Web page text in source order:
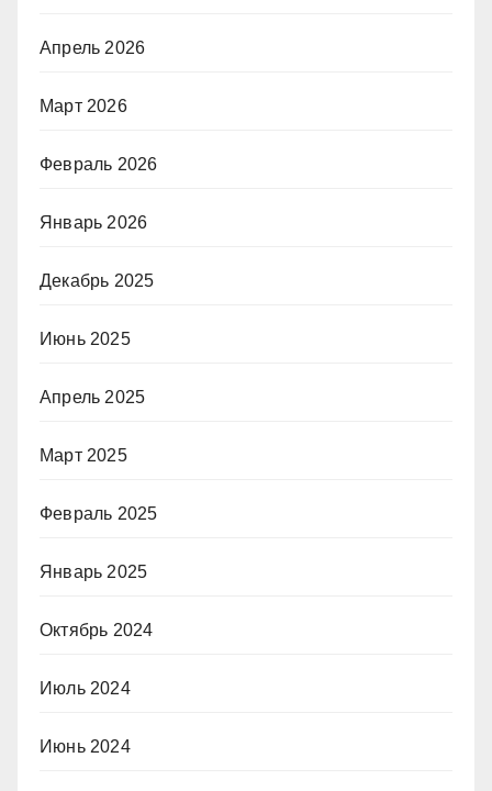
Апрель 2026
Март 2026
Февраль 2026
Январь 2026
Декабрь 2025
Июнь 2025
Апрель 2025
Март 2025
Февраль 2025
Январь 2025
Октябрь 2024
Июль 2024
Июнь 2024